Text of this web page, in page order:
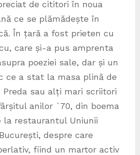
de cititori în noua
ce se plămădește în
În țară a fost prieten cu
care și-a pus amprenta
poeziei sale, dar și un
ce a stat la masa plină de
Preda sau alți mari scriitori
anilor `70, din boema
la restaurantul Uniunii
despre care
fiind un martor activ